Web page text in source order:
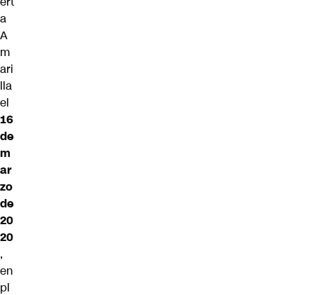
a
A
m
ari
lla
el
16
de
m
ar
zo
de
20
20
,
en
pl